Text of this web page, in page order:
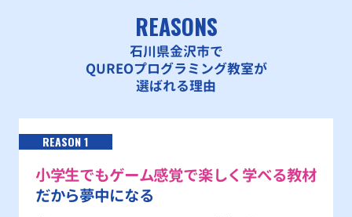
REASONS
石川県金沢市で
QUREOプログラミング教室が
選ばれる理由
REASON 1
小学生でもゲーム感覚で楽しく学べる教材
だから夢中になる